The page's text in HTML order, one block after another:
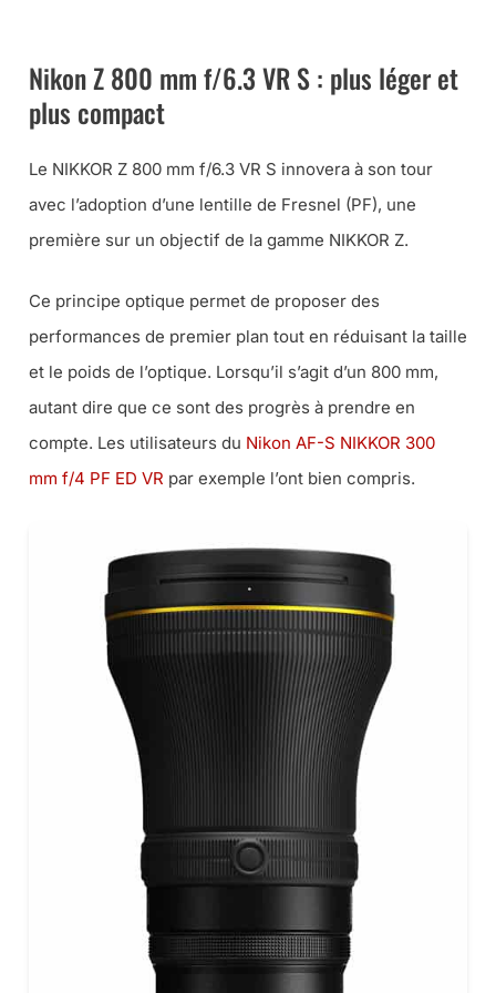
Nikon Z 800 mm f/6.3 VR S : plus léger et
plus compact
Le NIKKOR Z 800 mm f/6.3 VR S innovera à son tour
avec l’adoption d’une lentille de Fresnel (PF), une
première sur un objectif de la gamme NIKKOR Z.
Ce principe optique permet de proposer des
performances de premier plan tout en réduisant la taille
et le poids de l’optique. Lorsqu’il s’agit d’un 800 mm,
autant dire que ce sont des progrès à prendre en
compte. Les utilisateurs du Nikon AF-S NIKKOR 300
mm f/4 PF ED VR par exemple l’ont bien compris.